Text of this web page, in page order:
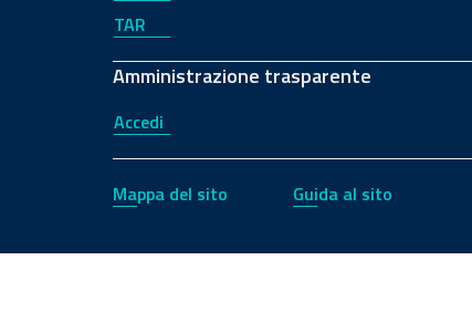
TAR
Amministrazione trasparente
Accedi
Mappa del sito Guida al sito